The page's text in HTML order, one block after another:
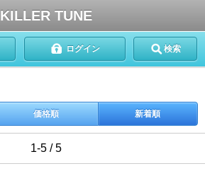
KILLER TUNE
ログイン 検索
価格順 新着順
1-5 / 5